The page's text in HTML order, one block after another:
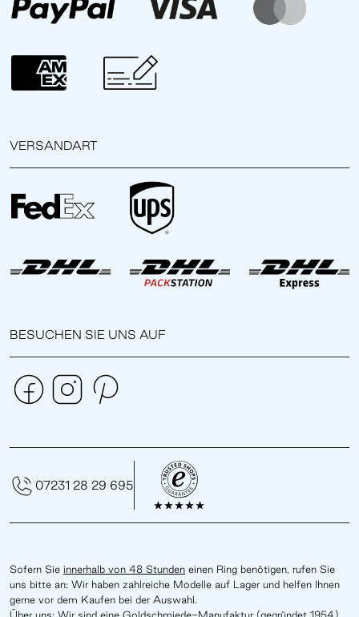
VERSANDART
BESUCHEN SIE UNS AUF
Sofern Sie innerhalb von 48 Stunden einen Ring benötigen, rufen Sie
uns bitte an: Wir haben zahlreiche Modelle auf Lager und helfen Ihnen
gerne vor dem Kaufen bei der Auswahl.
Über uns: Wir sind eine Goldschmiede-Manufaktur (gegründet 1954)
07231 28 29 695